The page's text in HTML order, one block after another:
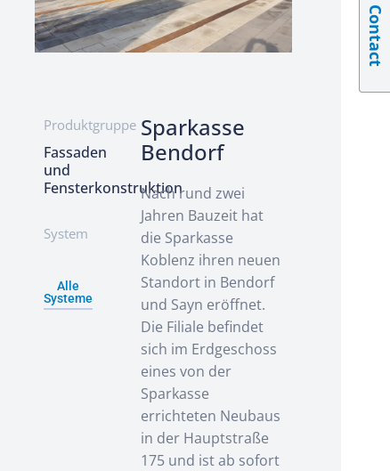
Produktgruppe
Fassaden
und
Fensterkonstruktion
System
Alle
Systeme
Sparkasse
Bendorf
Nach rund zwei
Jahren Bauzeit hat
die Sparkasse
Koblenz ihren neuen
Standort in Bendorf
und Sayn eröffnet.
Die Filiale befindet
sich im Erdgeschoss
eines von der
Sparkasse
errichteten Neubaus
in der Hauptstraße
175 und ist ab sofort
Contact